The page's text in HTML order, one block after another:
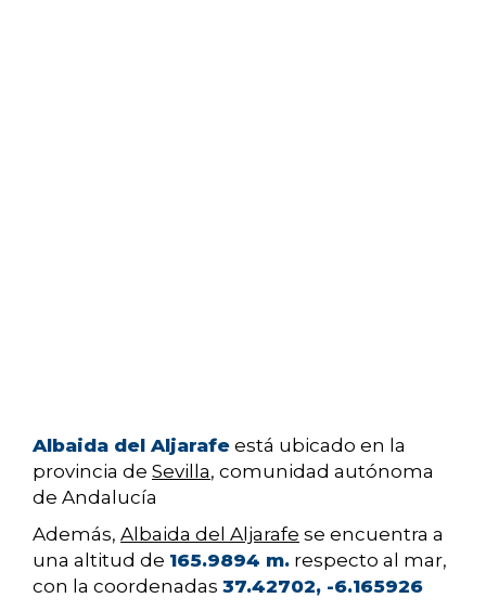
Albaida del Aljarafe está ubicado en la
provincia de Sevilla, comunidad autónoma
de Andalucía
Además, Albaida del Aljarafe se encuentra a
una altitud de 165.9894 m. respecto al mar,
con la coordenadas 37.42702, -6.165926